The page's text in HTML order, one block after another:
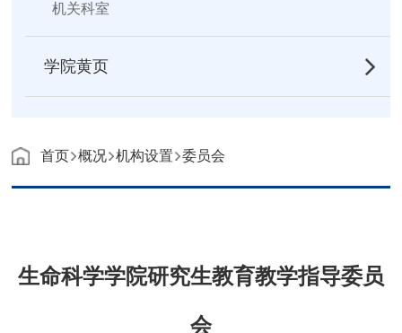
机关科室
学院黄页
首页 概况 机构设置 委员会
生命科学学院研究生教育教学指导委员
会